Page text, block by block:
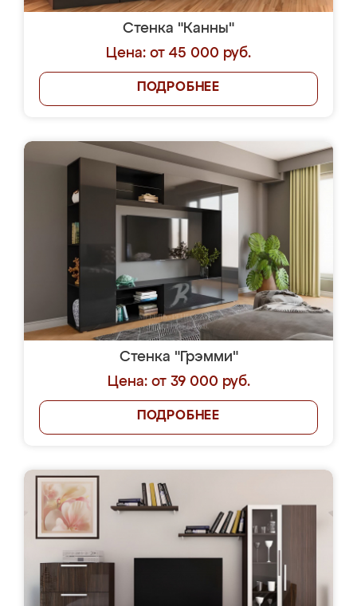
Стенка "Канны"
Цена: от 45 000 руб.
ПОДРОБНЕЕ
Стенка "Грэмми"
Цена: от 39 000 руб.
ПОДРОБНЕЕ